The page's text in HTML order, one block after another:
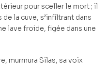
pour sceller le mort ; il
la cuve, s’infiltrant dans
lave froide, figée dans une
murmura Silas, sa voix